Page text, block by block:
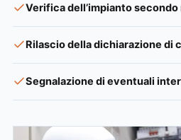
Verifica dell’impianto
Rilascio della dichiarazione di
Segnalazione di eventuali